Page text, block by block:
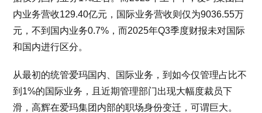
内业务营收129.40亿元，国际业务营收则仅为9036.55万
元，不到国内业务0.7%，而2025年Q3季度财报未对国际
和国内进行区分。
从最初的统管爱玛国内、国际业务，到如今仅管理占比不
到1%的国际业务，且近期管理部门出现大幅度裁员下
滑，高辉在爱玛集团内部的职场身份变迁，可谓巨大。